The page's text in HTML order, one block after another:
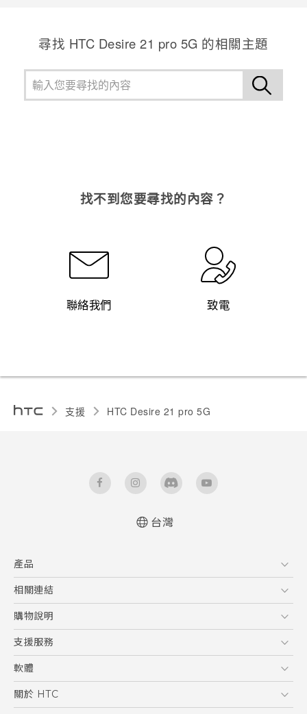
尋找 HTC Desire 21 pro 5G 的相關主題
找不到您要尋找的內容？
聯絡我們 致電
支援 HTC Desire 21 pro 5G‎
User manual
台灣
產品
5G
智慧型手機
配件
相關連結
HTC Research
購物說明
購物須知
訂單管理
付款方式
支援服務
到府收送維修服務
服務中心資訊
客戶服務佈告欄
軟體
應用程式
關於 HTC